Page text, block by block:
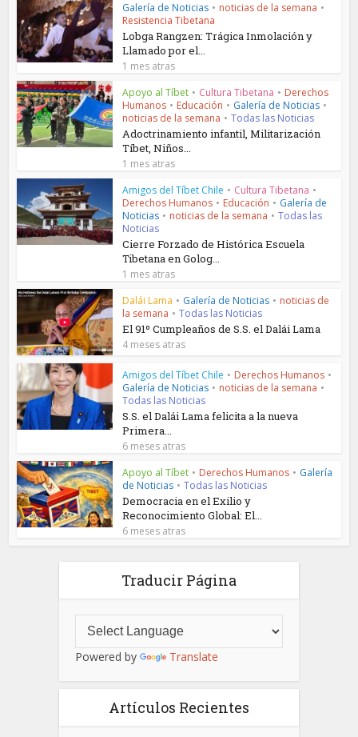
Galería de Noticias • noticias de la semana •
Resistencia Tibetana
Lobga Rangzen: Trágica Inmolación y
Llamado por el...
1 mes atras
Apoyo al Tíbet • Cultura Tibetana • Derechos
Humanos • Educación • Galería de Noticias •
noticias de la semana • Todas las Noticias
Adoctrinamiento infantil, Militarización
Tíbet, Niños...
1 mes atras
Amigos del Tíbet Chile • Cultura Tibetana •
Derechos Humanos • Educación • Galería de
Noticias • noticias de la semana • Todas las
Noticias
Cierre Forzado de Histórica Escuela
Tibetana en Golog...
1 mes atras
Dalái Lama • Galería de Noticias • noticias de
la semana • Todas las Noticias
El 91º Cumpleaños de S.S. el Dalái Lama
4 meses atras
Amigos del Tíbet Chile • Derechos Humanos •
Galería de Noticias • noticias de la semana •
Todas las Noticias
S.S. el Dalái Lama felicita a la nueva
Primera...
6 meses atras
Apoyo al Tíbet • Derechos Humanos • Galería
de Noticias • Todas las Noticias
Democracia en el Exilio y
Reconocimiento Global: El...
6 meses atras
Traducir Página
Powered by Translate
Artículos Recientes